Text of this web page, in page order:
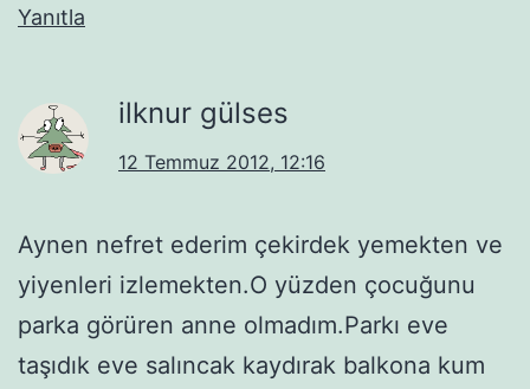
Yanıtla
ilknur gülses
12 Temmuz 2012, 12:16
Aynen nefret ederim çekirdek yemekten ve
yiyenleri izlemekten.O yüzden çocuğunu
parka görüren anne olmadım.Parkı eve
taşıdık eve salıncak kaydırak balkona kum